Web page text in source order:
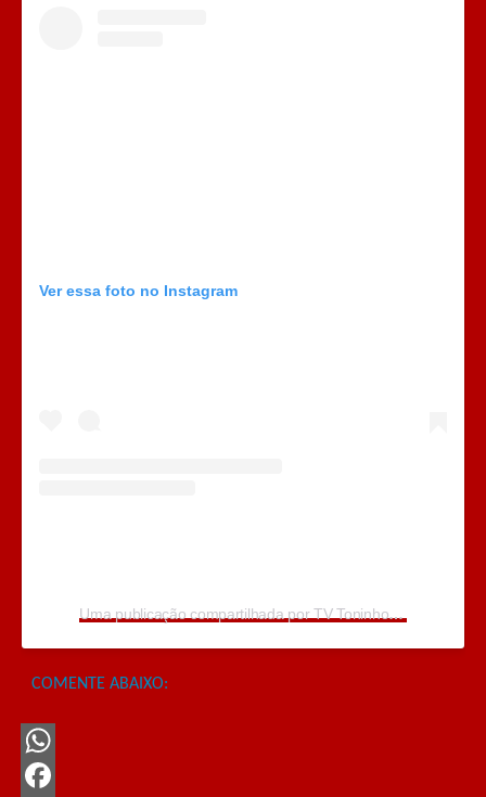
Ver essa foto no Instagram
Uma publicação compartilhada por TV Toninho de Souza (@toninhodesouzamt)
COMENTE ABAIXO:
WhatsApp